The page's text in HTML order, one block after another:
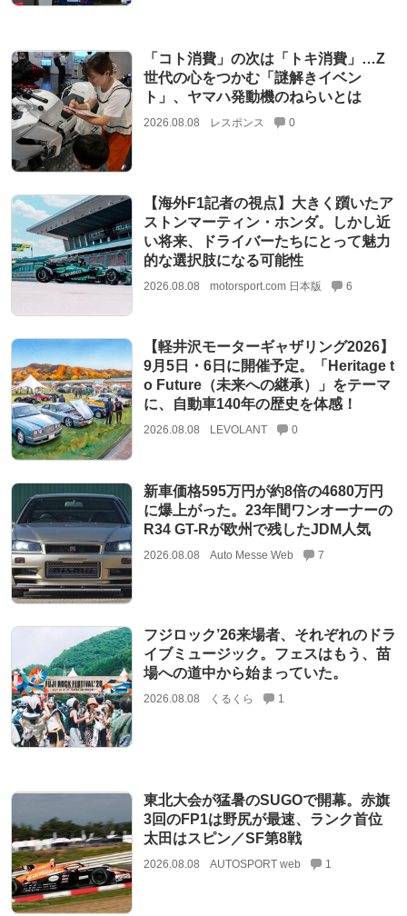
「コト消費」の次は「トキ消費」…Z
世代の心をつかむ「謎解きイベン
ト」、ヤマハ発動機のねらいとは
2026.08.08 レスポンス 0
【海外F1記者の視点】大きく躓いたア
ストンマーティン・ホンダ。しかし近
い将来、ドライバーたちにとって魅力
的な選択肢になる可能性
2026.08.08 motorsport.com 日本版 6
【軽井沢モーターギャザリング2026】
9月5日・6日に開催予定。「Heritage t
o Future（未来への継承）」をテーマ
に、自動車140年の歴史を体感！
2026.08.08 LEVOLANT 0
新車価格595万円が約8倍の4680万円
に爆上がった。23年間ワンオーナーの
R34 GT-Rが欧州で残したJDM人気
2026.08.08 Auto Messe Web 7
フジロック’26来場者、それぞれのドラ
イブミュージック。フェスはもう、苗
場への道中から始まっていた。
2026.08.08 くるくら 1
東北大会が猛暑のSUGOで開幕。赤旗
3回のFP1は野尻が最速、ランク首位
太田はスピン／SF第8戦
2026.08.08 AUTOSPORT web 1